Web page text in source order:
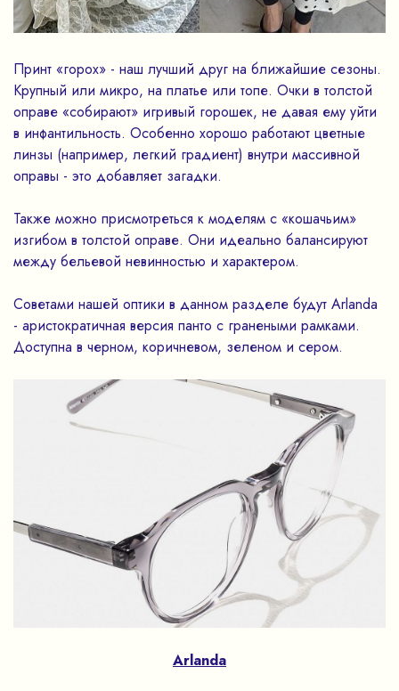
Принт «горох» - наш лучший друг на ближайшие сезоны.
Крупный или микро, на платье или топе. Очки в толстой
оправе «собирают» игривый горошек, не давая ему уйти
в инфантильность. Особенно хорошо работают цветные
линзы (например, легкий градиент) внутри массивной
оправы - это добавляет загадки.
Также можно присмотреться к моделям с «кошачьим»
изгибом в толстой оправе. Они идеально балансируют
между бельевой невинностью и характером.
Советами нашей оптики в данном разделе будут Arlanda
- аристократичная версия панто с гранеными рамками.
Доступна в черном, коричневом, зеленом и сером.
Arlanda